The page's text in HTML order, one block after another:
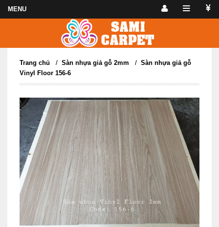
Trang chủ / Sàn nhựa giả gỗ 2mm / Sàn nhựa giả gỗ
Vinyl Floor 156-6